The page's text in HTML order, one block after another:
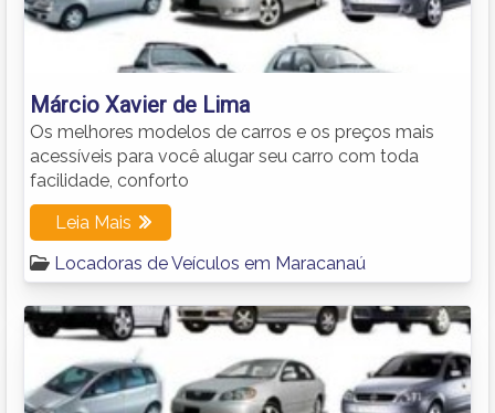
Márcio Xavier de Lima
Os melhores modelos de carros e os preços mais
acessíveis para você alugar seu carro com toda
facilidade, conforto
Leia Mais
Locadoras de Veículos em Maracanaú